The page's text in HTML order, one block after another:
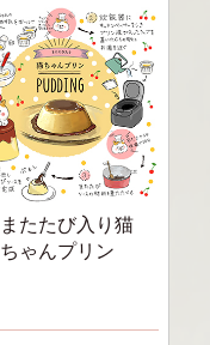
またたび入り猫
ちゃんプリン